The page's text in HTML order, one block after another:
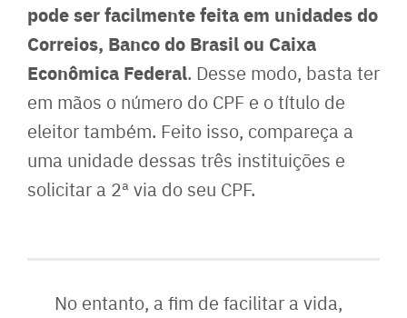
pode ser facilmente feita em unidades do
Correios, Banco do Brasil ou Caixa
Econômica Federal. Desse modo, basta ter
em mãos o número do CPF e o título de
eleitor também. Feito isso, compareça a
uma unidade dessas três instituições e
solicitar a 2ª via do seu CPF.
No entanto, a fim de facilitar a vida,